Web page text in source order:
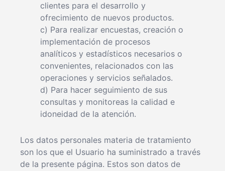
clientes para el desarrollo y
ofrecimiento de nuevos productos.
c) Para realizar encuestas, creación o
implementación de procesos
analíticos y estadísticos necesarios o
convenientes, relacionados con las
operaciones y servicios señalados.
d) Para hacer seguimiento de sus
consultas y monitoreas la calidad e
idoneidad de la atención.
Los datos personales materia de tratamiento
son los que el Usuario ha suministrado a través
de la presente página. Estos son datos de